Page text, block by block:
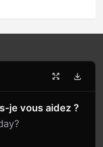
je vous aidez ?